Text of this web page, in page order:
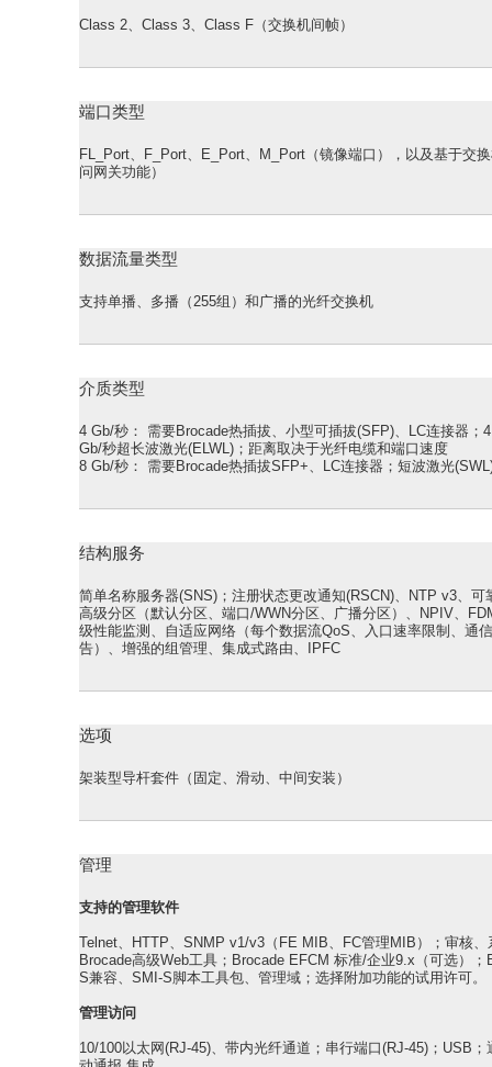
Class 2、Class 3、Class F（交换机间帧）
端口类型
FL_Port、F_Port、E_Port、M_Port（镜像端口），以及基于交
问网关功能）
数据流量类型
支持单播、多播（255组）和广播的光纤交换机
介质类型
4 Gb/秒：
需要Brocade热插拔、小型可插拔(SFP)、LC连接器
Gb/秒超长波激光(ELWL)；距离取决于光纤电缆和端口速度
8 Gb/秒：
需要Brocade热插拔SFP+、LC连接器；短波激光
结构服务
简单名称服务器(SNS)；注册状态更改通知(RSCN)、NTP v3、
高级分区（默认分区、端口/WWN分区、广播分区）、NPIV、
级性能监测、自适应网络（每个数据流QoS、入口速率限制、通
告）、增强的组管理、集成式路由、IPFC
选项
架装型导杆套件（固定、滑动、中间安装）
管理
支持的管理软件
Telnet、HTTP、SNMP v1/v3（FE MIB、FC管理MIB）；审核
Brocade高级Web工具；Brocade EFCM 标准/企业9.x（可选）
S兼容、SMI-S脚本工具包、管理域；选择附加功能的试用许可。
管理访问
10/100以太网(RJ-45)、带内光纤通道；串行端口(RJ-45)；USB